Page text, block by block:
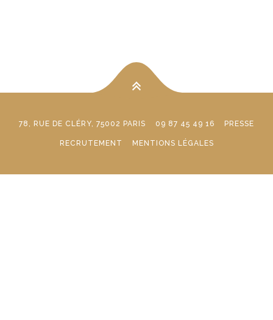
78, RUE DE CLÉRY, 75002 PARIS 09 87 45 49 16 PRESSE
RECRUTEMENT MENTIONS LÉGALES